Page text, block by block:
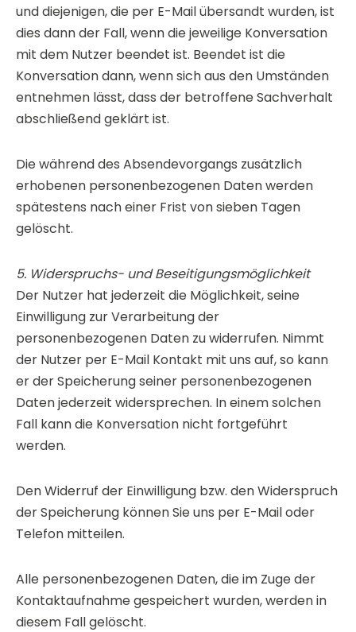
und diejenigen, die per E-Mail übersandt wurden, ist
dies dann der Fall, wenn die jeweilige Konversation
mit dem Nutzer beendet ist. Beendet ist die
Konversation dann, wenn sich aus den Umständen
entnehmen lässt, dass der betroffene Sachverhalt
abschließend geklärt ist.
Die während des Absendevorgangs zusätzlich
erhobenen personenbezogenen Daten werden
spätestens nach einer Frist von sieben Tagen
gelöscht.
5. Widerspruchs- und Beseitigungsmöglichkeit
Der Nutzer hat jederzeit die Möglichkeit, seine
Einwilligung zur Verarbeitung der
personenbezogenen Daten zu widerrufen. Nimmt
der Nutzer per E-Mail Kontakt mit uns auf, so kann
er der Speicherung seiner personenbezogenen
Daten jederzeit widersprechen. In einem solchen
Fall kann die Konversation nicht fortgeführt
werden.
Den Widerruf der Einwilligung bzw. den Widerspruch
der Speicherung können Sie uns per E-Mail oder
Telefon mitteilen.
Alle personenbezogenen Daten, die im Zuge der
Kontaktaufnahme gespeichert wurden, werden in
diesem Fall gelöscht.